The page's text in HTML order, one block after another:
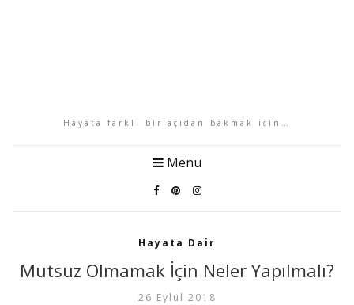
Hayata farklı bir açıdan bakmak için…
Menu
Hayata Dair
Mutsuz Olmamak İçin Neler Yapılmalı?
26 Eylül 2018